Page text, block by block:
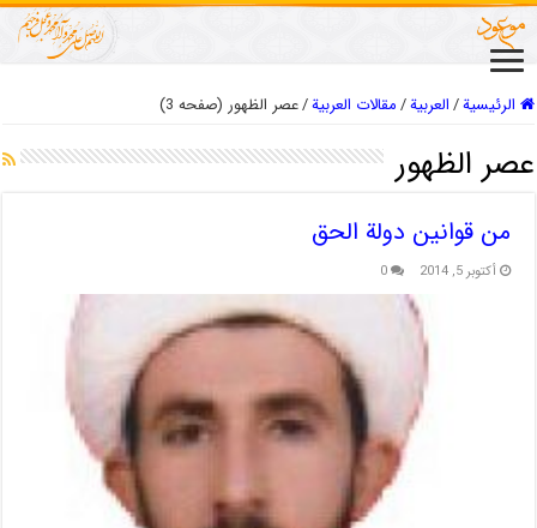
الرئيسية/العربیة/مقالات العربیة/عصر الظهور (صفحه 3)
عصر الظهور
من قوانين دولة الحق
أكتوبر 5, 2014 0